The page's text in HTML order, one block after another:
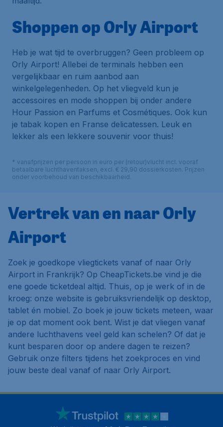
Shoppen op Orly Airport
Heb je wat tijd te overbruggen? Geen probleem op
Orly Airport! Allebei de terminals hebben een
vergelijkbaar en ruim aanbod aan
winkelgelegenheden. Op het vliegveld kun je
accessoires en mode shoppen bij onder andere
Hour Passion en Parfums et Cosmétiques. Ook kun
je tabak kopen en Franse delicatessen. Leuk en
lekker als een lekkere souvenir voor thuis!
* vanafprijzen per persoon in euro per (retour)vlucht incl. vooraf
betaalbare luchthaventaksen, excl. € 29,90 dossierkosten. Prijzen
onder voorbehoud van beschikbaarheid.
Vertrek van en naar Orly
Airport
Zoek je goedkope vliegtickets vanaf of naar Orly
Airport in Frankrijk? Op CheapTickets.be vind je die
ene goede ticketdeal altijd. Thuis, op je werk of in de
kroeg: onze website is gebruiksvriendelijk op desktop,
tablet én mobiel. Zo boek je jouw tickets meteen, waar
je op dat moment ook bent. Wist je dat vliegen vanaf
andere luchthavens veel geld kan schelen? Of dat je
kunt besparen door op andere dagen te reizen?
Gebruik onze filters tijdens het zoekproces en vind
jouw beste deal vanaf of naar Orly Airport.